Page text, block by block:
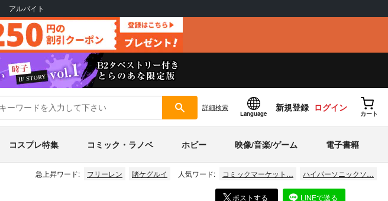
アルバイト
詳細検索
Language
新規登録 ログイン
カート
コスプレ特集 コミック・ラノベ ホビー 映像/音楽/ゲーム 電子書籍
急上昇ワード: フリーレン 賭ケグルイ 人気ワード: コミックマーケット… ハイパーソニックソ…
ポストする LINEで送る